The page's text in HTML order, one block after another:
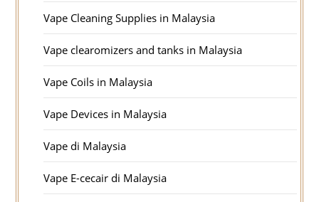
Vape Cleaning Supplies in Malaysia
Vape clearomizers and tanks in Malaysia
Vape Coils in Malaysia
Vape Devices in Malaysia
Vape di Malaysia
Vape E-cecair di Malaysia